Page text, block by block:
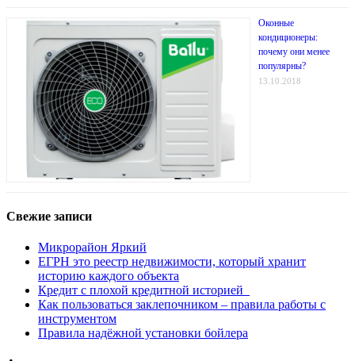
Оконные
кондиционеры:
почему они менее
популярны?
13.10.2018
Свежие записи
Микрорайон Яркий
ЕГРН это реестр недвижимости, который хранит
историю каждого объекта
Кредит с плохой кредитной историей
Как пользоваться заклепочником – правила работы с
инструментом
Правила надёжной установки бойлера